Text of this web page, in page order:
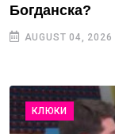
Богданска?
AUGUST 04, 2026
КЛЮКИ